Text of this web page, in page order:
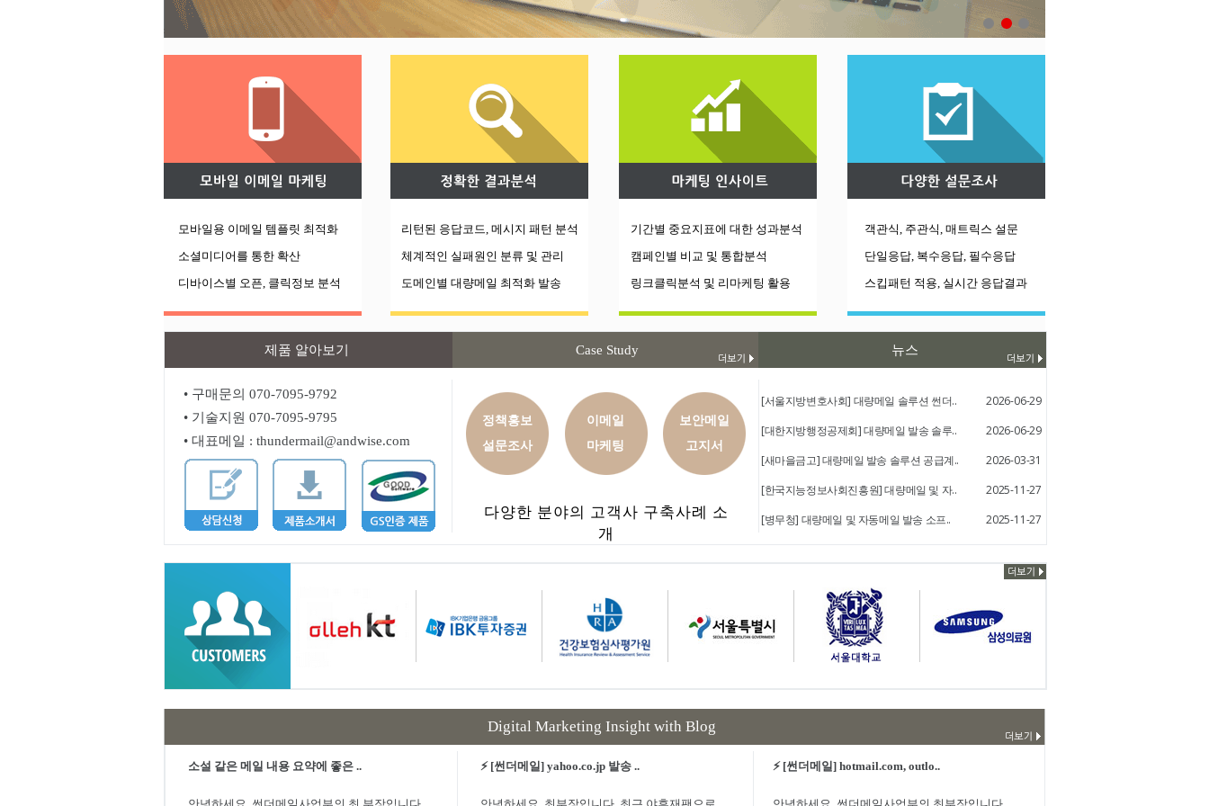
모바일용 이메일 템플릿 최적화
소셜미디어를 통한 확산
디바이스별 오픈, 클릭정보 분석
리턴된 응답코드, 메시지 패턴 분석
체계적인 실패원인 분류 및 관리
도메인별 대량메일 최적화 발송
기간별 중요지표에 대한 성과분석
캠페인별 비교 및 통합분석
링크클릭분석 및 리마케팅 활용
객관식, 주관식, 매트릭스 설문
단일응답, 복수응답, 필수응답
스킵패턴 적용, 실시간 응답결과
제품 알아보기
• 구매문의 070-7095-9792
• 기술지원 070-7095-9795
• 대표메일 : thundermail@andwise.com
Case Study
정책홍보
설문조사
이메일
마케팅
보안메일
고지서
다양한 분야의 고객사 구축사례 소
개
뉴스
[서울지방변호사회] 대량메일 솔루션 썬더..
2026-06-29
[대한지방행정공제회] 대량메일 발송 솔루..
2026-06-29
[새마을금고] 대량메일 발송 솔루션 공급계..
2026-03-31
[한국지능정보사회진흥원] 대량메일 및 자..
2025-11-27
[병무청] 대량메일 및 자동메일 발송 소프..
2025-11-27
소설 같은 메일 내용 요약에 좋은 .. ⚡ [썬더메일] yahoo.co.jp 발송 .. ⚡ [썬더메일] hotmail.com, outlo..
Digital Marketing Insight with Blog